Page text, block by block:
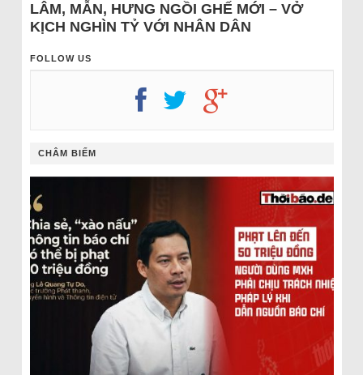
LÂM, MẪN, HƯNG NGỒI GHẾ MỚI – VỞ
KỊCH NGHÌN TỶ VỚI NHÂN DÂN
FOLLOW US
CHÂM BIẾM